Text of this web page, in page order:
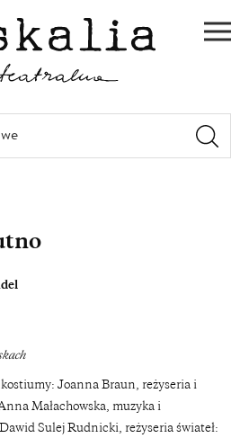
Joanna Braun, reżyseria i
Małachowska, muzyka i
Sulej Rudnicki, reżyseria świateł: